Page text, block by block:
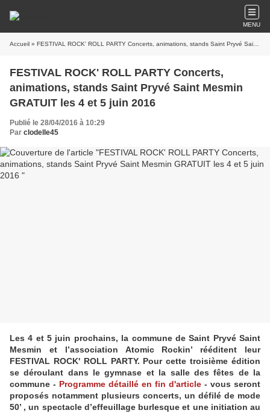
MENU
Accueil » FESTIVAL ROCK' ROLL PARTY Concerts, animations, stands Saint Pryvé Saint Mesmin GRATUIT les 4 et 5 juin 2016
FESTIVAL ROCK' ROLL PARTY Concerts,
animations, stands Saint Pryvé Saint Mesmin
GRATUIT les 4 et 5 juin 2016
Publié le 28/04/2016 à 10:29
Par clodelle45
Les 4 et 5 juin prochains, la commune de Saint Pryvé Saint
Mesmin et l’association Atomic Rockin’ rééditent leur
FESTIVAL ROCK' ROLL PARTY. Pour cette troisième édition
se déroulant dans le gymnase et la salle des fêtes de la
commune - Programme détaillé en fin d'article - vous seront
proposés notamment plusieurs concerts, un défilé de mode
50’ , un spectacle d’effeuillage burlesque et une initiation au